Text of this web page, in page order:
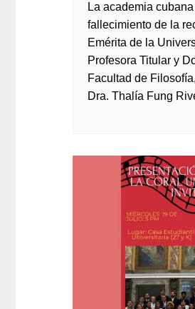
La academia
fallecimiento de la
Emérita de la
Profesora Titular y
Facultad de
Dra. Thalía Fung